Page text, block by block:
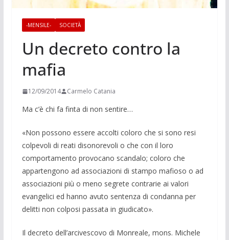
-MENSILE- SOCIETÀ
Un decreto contro la
mafia
12/09/2014 Carmelo Catania
Ma c’è chi fa finta di non sentire…
«Non possono essere accolti coloro che si sono resi
colpevoli di reati disonorevoli o che con il loro
comportamento provocano scandalo; coloro che
appartengono ad associazioni di stampo mafioso o ad
associazioni più o meno segrete contrarie ai valori
evangelici ed hanno avuto sentenza di condanna per
delitti non colposi passata in giudicato».
Il decreto dell’arcivescovo di Monreale, mons. Michele